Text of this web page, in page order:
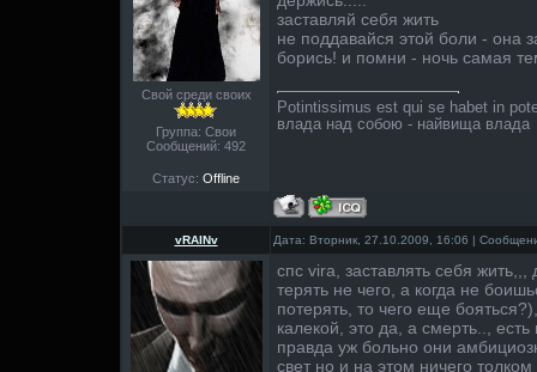
Свой среди своих
Группа: Свои
Сообщений: 492
Статус: Offline
заставляй себя жить
не поддавайся этой боли - она
борись! и помни - ночь самая
Potintissimus est qui se habet in
влада над собою - найвища влада
vRAINv Дата: Вторник, 27.10.2009, 16:06 |
спс vira, заставлять себя
терять не чего, а когда не
потерять, то чего еще
калекой, это да, а смерть..,
правда уж больно они
свет но и на этом ничего